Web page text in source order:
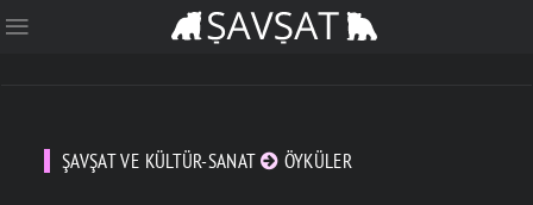
ŞAVŞAT VE KÜLTÜR-SANAT ÖYKÜLER